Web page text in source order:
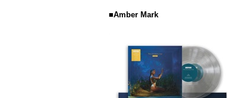
■Amber Mark